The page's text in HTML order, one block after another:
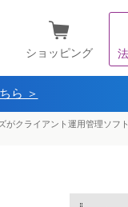
ショッピング
ら ＞
がクライアント運用管理ソフ